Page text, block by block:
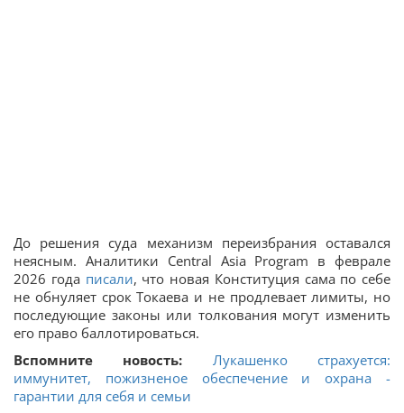
До решения суда механизм переизбрания оставался
неясным. Аналитики Central Asia Program в феврале
2026 года писали, что новая Конституция сама по себе
не обнуляет срок Токаева и не продлевает лимиты, но
последующие законы или толкования могут изменить
его право баллотироваться.
Вспомните новость: Лукашенко страхуется:
иммунитет, пожизненое обеспечение и охрана -
гарантии для себя и семьи